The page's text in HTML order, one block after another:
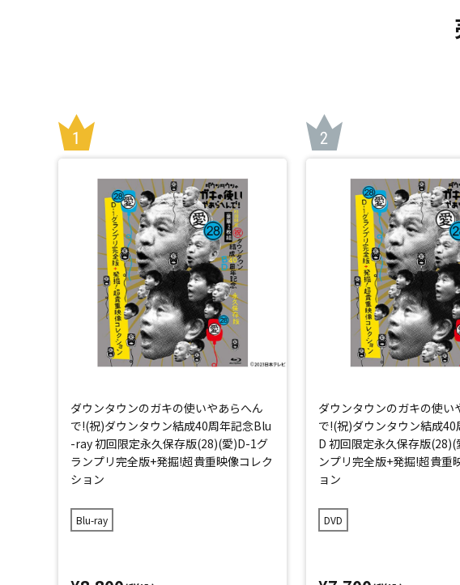
ダウンタウンのガキの使いやあらへん
で!(祝)ダウンタウン結成40周年記念Blu
-ray 初回限定永久保存版(28)(愛)D-1グ
ランプリ完全版+発掘!超貴重映像コレク
ション
Blu-ray
ダウンタウンのガキの使い
で!(祝)ダウンタウン結成40
D 初回限定永久保存版(28)(
ンプリ完全版+発掘!超貴重
ョン
DVD